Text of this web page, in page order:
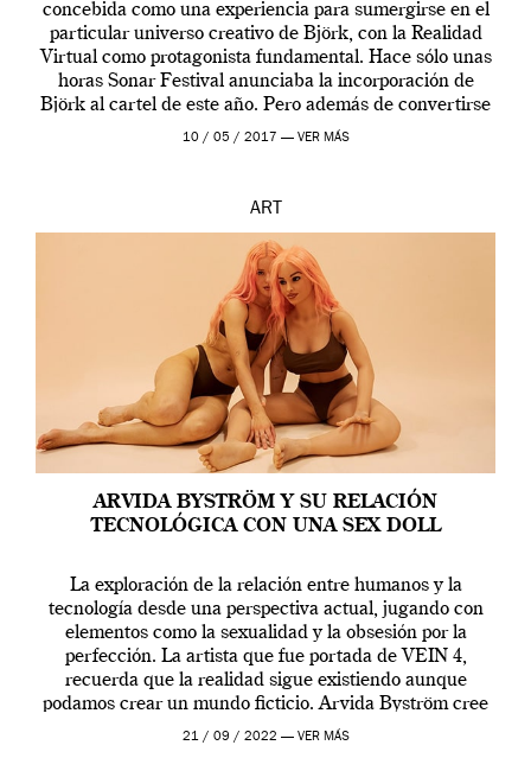
concebida como una experiencia para sumergirse en el
particular universo creativo de Björk, con la Realidad
Virtual como protagonista fundamental. Hace sólo unas
horas Sonar Festival anunciaba la incorporación de
Björk al cartel de este año. Pero además de convertirse
en una de las actuaciones más relevantes […]
10 / 05 / 2017 — VER MÁS
ART
ARVIDA BYSTRÖM Y SU RELACIÓN
TECNOLÓGICA CON UNA SEX DOLL
La exploración de la relación entre humanos y la
tecnología desde una perspectiva actual, jugando con
elementos como la sexualidad y la obsesión por la
perfección. La artista que fue portada de VEIN 4,
recuerda que la realidad sigue existiendo aunque
podamos crear un mundo ficticio. Arvida Byström cree
que los humanos tienen un complejo […]
21 / 09 / 2022 — VER MÁS